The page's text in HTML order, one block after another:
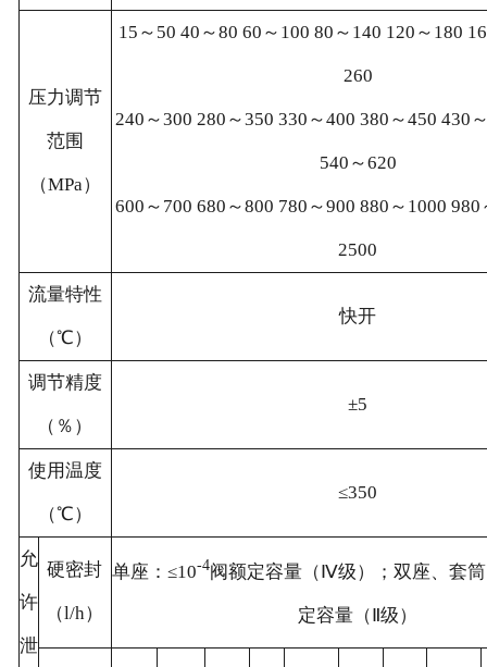
压力调节
范围
（MPa）
15～50 40～80 60～100 80～140 120～180
260
240～300 280～350 330～400 380～450 430
540～620
600～700 680～800 780～900 880～1000
2500
流量特性
（℃）
快开
调节精度
（％）
±5
使用温度
（℃）
≤350
允
许
泄
硬密封
（l/h）
单座：≤10-4阀额定容量（Ⅳ级）；双座、套
定容量（Ⅱ级）